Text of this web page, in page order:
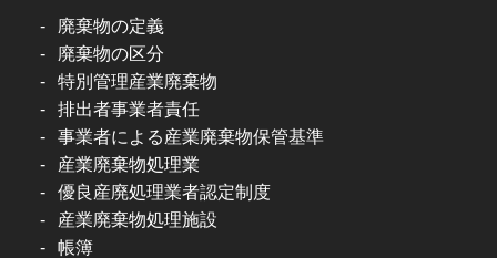
廃棄物の定義
廃棄物の区分
特別管理産業廃棄物
排出者事業者責任
事業者による産業廃棄物保管基準
産業廃棄物処理業
優良産廃処理業者認定制度
産業廃棄物処理施設
帳簿